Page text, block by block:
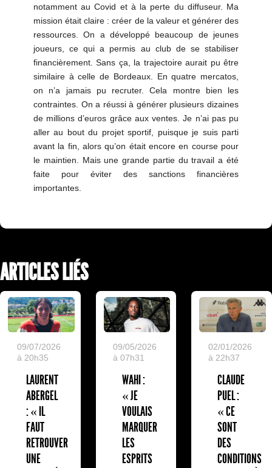
notamment au Covid et à la perte du diffuseur. Ma
mission était claire : créer de la valeur et générer des
ressources. On a développé beaucoup de jeunes
joueurs, ce qui a permis au club de se stabiliser
financièrement. Sans ça, la trajectoire aurait pu être
similaire à celle de Bordeaux. En quatre mercatos,
on n’a jamais pu recruter. Cela montre bien les
contraintes. On a réussi à générer plusieurs dizaines
de millions d’euros grâce aux ventes. Je n’ai pas pu
aller au bout du projet sportif, puisque je suis parti
avant la fin, alors qu’on était encore en course pour
le maintien. Mais une grande partie du travail a été
faite pour éviter des sanctions financières
importantes.
ARTICLES LIÉS
09/07/2026
à 20h35
LAURENT
ABERGEL
: « IL
FAUT
RETROUVER
UNE
09/05/2026
à 07h31
WAHI :
« JE
VOULAIS
MARQUER
LES
ESPRITS
02/01/2026
à 22h37
CLAUDE
PUEL :
« CE
SONT
DES
CONDITIONS